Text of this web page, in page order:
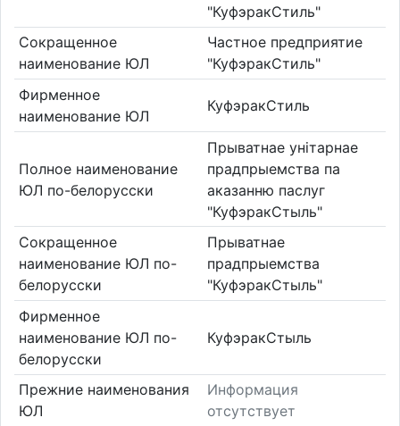
"КуфэракСтиль"
Сокращенное
наименование ЮЛ
Частное предприятие
"КуфэракСтиль"
Фирменное
наименование ЮЛ
КуфэракСтиль
Полное наименование
ЮЛ по-белорусски
Прыватнае унітарнае
прадпрыемства па
аказанню паслуг
"КуфэракСтыль"
Сокращенное
наименование ЮЛ по-
белорусски
Прыватнае
прадпрыемства
"КуфэракСтыль"
Фирменное
наименование ЮЛ по-
белорусски
КуфэракСтыль
Прежние наименования
ЮЛ
Информация
отсутствует